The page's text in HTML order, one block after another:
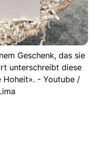
Geschenk, das sie
unterschreibt diese
Hoheit». - Youtube /